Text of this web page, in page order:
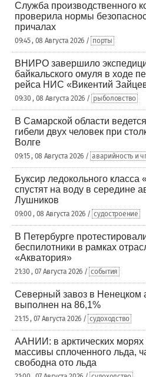
Служба производственного
проверила нормы
причалах
09:45 , 08 Августа 2026 / порты
ВНИРО завершило
байкальского омуля в ходе
рейса НИС «Викентий
09:30 , 08 Августа 2026 / рыболовство
В Самарской области
гибели двух человек при
Волге
09:15 , 08 Августа 2026 / аварийность и
Буксир ледокольного класса
спустят на воду в середине
Лушников
09:00 , 08 Августа 2026 / судостроение
В Петербурге
беспилотники в рамках
«Акватория»
21:30 , 07 Августа 2026 / события
Северный завоз в Ненецком
выполнен на 86,1%
21:15 , 07 Августа 2026 / судоходство
ААНИИ: в арктических морях
массивы сплоченного льда,
свободна ото льда